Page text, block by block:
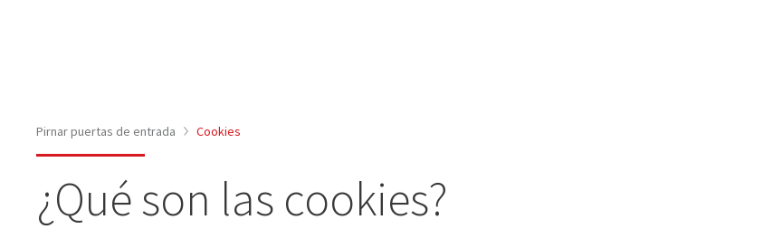
Pirnar puertas de entrada Cookies
¿Qué son las cookies?